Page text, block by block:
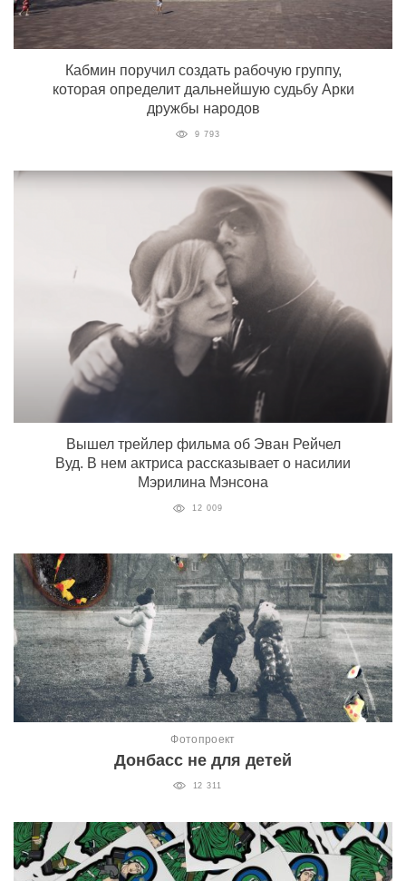
Кабмин поручил создать рабочую группу,
которая определит дальнейшую судьбу Арки
дружбы народов
9 793
Вышел трейлер фильма об Эван Рейчел
Вуд. В нем актриса рассказывает о насилии
Мэрилина Мэнсона
12 009
Фотопроект
Донбасс не для детей
12 311